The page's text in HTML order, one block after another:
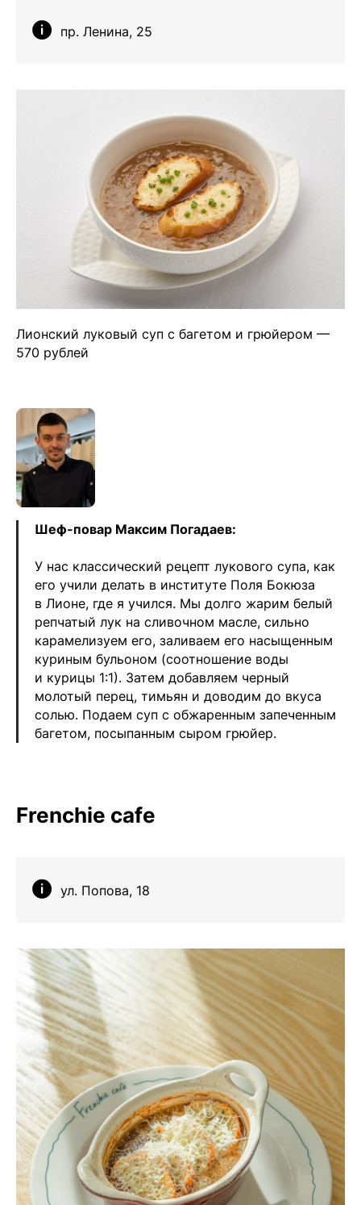
пр. Ленина, 25
Лионский луковый суп с багетом и грюйером —
570 рублей
Шеф-повар Максим Погадаев:
У нас классический рецепт лукового супа, как
его учили делать в институте Поля Бокюза
в Лионе, где я учился. Мы долго жарим белый
репчатый лук на сливочном масле, сильно
карамелизуем его, заливаем его насыщенным
куриным бульоном (соотношение воды
и курицы 1:1). Затем добавляем черный
молотый перец, тимьян и доводим до вкуса
солью. Подаем суп с обжаренным запеченным
багетом, посыпанным сыром грюйер.
Frenchie cafe
ул. Попова, 18